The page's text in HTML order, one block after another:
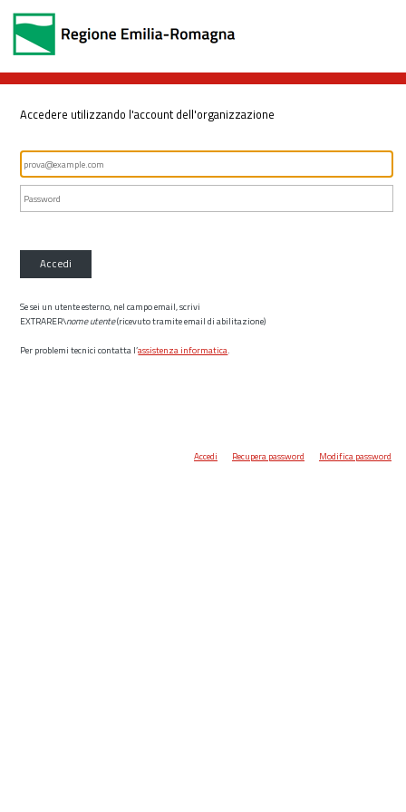
Accedere utilizzando l'account dell'organizzazione
Accedi
Se sei un utente esterno, nel campo email, scrivi
EXTRARER\nome utente(ricevuto tramite email di abilitazione)
Per problemi tecnici contatta l’assistenza informatica.
Accedi Recupera password Modifica password